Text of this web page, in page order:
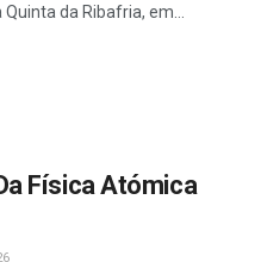
da Ribafria, em...
Física Atómica